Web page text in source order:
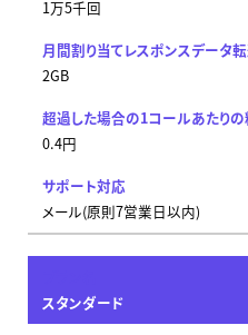
1万5千回
2GB
0.4円
メール(原則7営業日以内)
スタンダード